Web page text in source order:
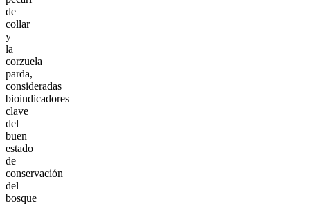
de
collar
y
la
corzuela
parda,
consideradas
bioindicadores
clave
del
buen
estado
de
conservación
del
bosque